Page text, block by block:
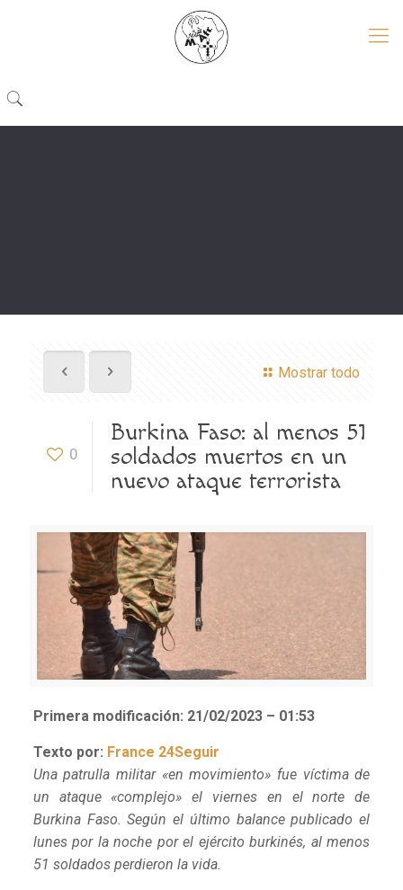
Mostrar todo
0
Burkina Faso: al menos 51
soldados muertos en un
nuevo ataque terrorista
Primera modificación: 21/02/2023 – 01:53
Texto por: France 24Seguir
Una patrulla militar «en movimiento» fue víctima de
un ataque «complejo» el viernes en el norte de
Burkina Faso. Según el último balance publicado el
lunes por la noche por el ejército burkinés, al menos
51 soldados perdieron la vida.